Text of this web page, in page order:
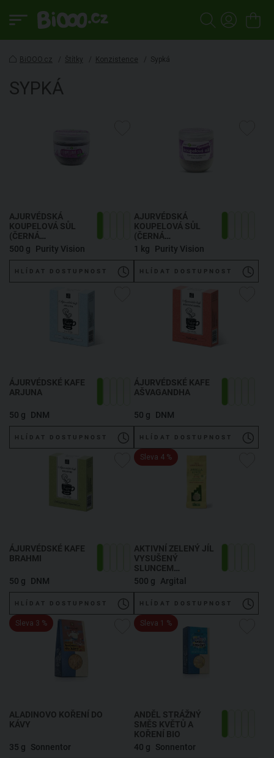
BiOOO.cz / Štítky / Konzistence / Sypká
SYPKÁ
AJURVÉDSKÁ
KOUPELOVÁ SŮL
(ČERNÁ
HIMALÁJSKÁ KALA
NAMAK)
500 g Purity Vision
HLÍDAT DOSTUPNOST
AJURVÉDSKÁ
KOUPELOVÁ SŮL
(ČERNÁ
HIMALÁJSKÁ KALA
NAMAK)
1 kg Purity Vision
HLÍDAT DOSTUPNOST
ÁJURVÉDSKÉ KAFE
ARJUNA
50 g DNM
HLÍDAT DOSTUPNOST
ÁJURVÉDSKÉ KAFE
AŠVAGANDHA
50 g DNM
HLÍDAT DOSTUPNOST
ÁJURVÉDSKÉ KAFE
BRAHMI
50 g DNM
HLÍDAT DOSTUPNOST
Sleva 4 %
AKTIVNÍ ZELENÝ JÍL
VYSUŠENÝ
SLUNCEM
VENTILATED
500 g Argital
HLÍDAT DOSTUPNOST
Sleva 3 %
ALADINOVO KOŘENÍ DO
KÁVY
35 g Sonnentor
Sleva 1 %
ANDĚL STRÁŽNÝ
SMĚS KVĚTŮ A
KOŘENÍ BIO
40 g
Sonnentor